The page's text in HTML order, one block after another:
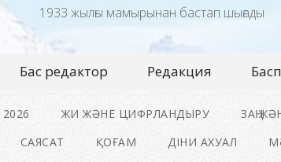
1933 жылғы мамырынан бастап шығады
Бас редактор Редакция
ЖИ ЖӘНЕ ЦИФРЛАНДЫРУ ЗАҢ
САЯСАТ ҚОҒАМ ДІНИ АХУАЛ